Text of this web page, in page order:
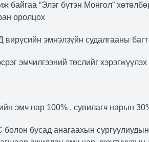
байгаа “Элэг бүтэн Монгол”
оролцох
вирүсийн эмнэлзүйн судалгааны
эмчилгээний төслийг
эмч нар 100% , сувилагч нарын
бусад анагаахын сургуулиудын